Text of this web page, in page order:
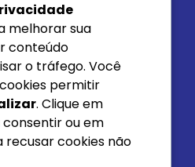
melhorar sua
conteúdo
o tráfego. Você
permitir
. Clique em
ou em
recusar cookies não